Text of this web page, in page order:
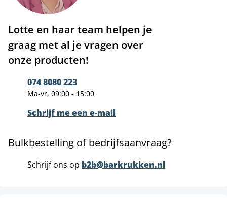
Lotte en haar team helpen je
graag met al je vragen over
onze producten!
074 8080 223
Ma-vr, 09:00 - 15:00
Schrijf me een e-mail
Bulkbestelling of bedrijfsaanvraag?
Schrijf ons op b2b@barkrukken.nl